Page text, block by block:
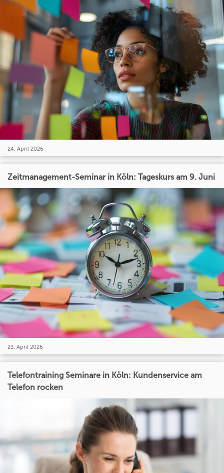
24. April 2026
Zeitmanagement-Seminar in Köln: Tageskurs am 9. Juni
23. April 2026
Telefontraining Seminare in Köln: Kundenservice am
Telefon rocken